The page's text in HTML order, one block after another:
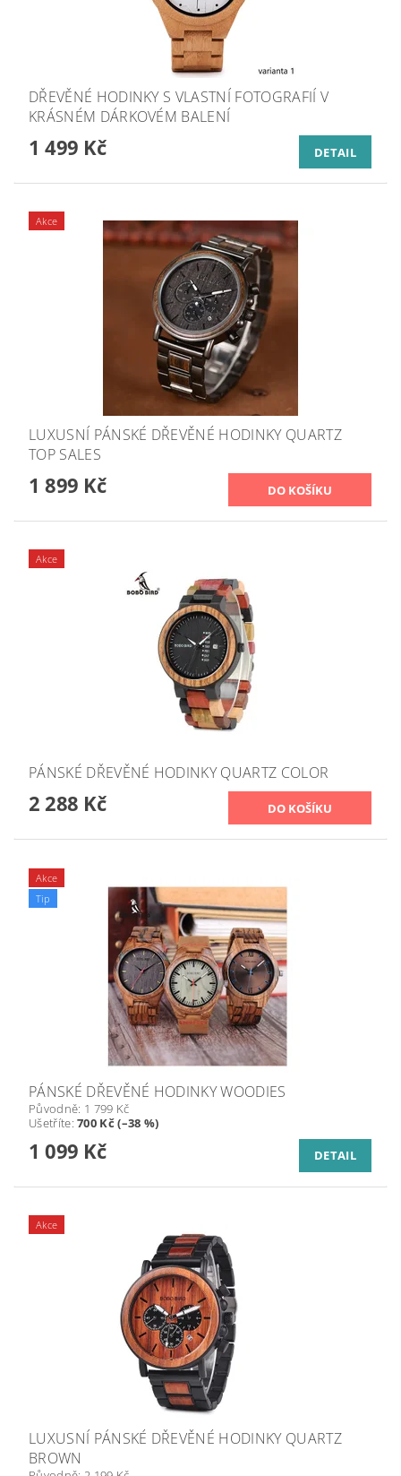
DŘEVĚNÉ HODINKY S VLASTNÍ FOTOGRAFIÍ V
KRÁSNÉM DÁRKOVÉM BALENÍ
1 499 Kč DETAIL
Akce
LUXUSNÍ PÁNSKÉ DŘEVĚNÉ HODINKY QUARTZ
TOP SALES
1 899 Kč
Akce
PÁNSKÉ DŘEVĚNÉ HODINKY QUARTZ COLOR
2 288 Kč
Akce
Tip
PÁNSKÉ DŘEVĚNÉ HODINKY WOODIES
Původně: 1 799 Kč
Ušetříte:700 Kč (–38 %)
1 099 Kč DETAIL
Akce
LUXUSNÍ PÁNSKÉ DŘEVĚNÉ HODINKY QUARTZ
BROWN